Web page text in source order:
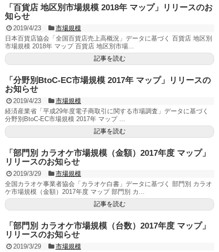
「百貨店 地区別市場規模 2018年 マップ」リリースのお
知らせ
2019/4/23
市場規模
日本百貨店協会「全国百貨店売上高概況」データに基づく 百貨店 地区別
市場規模 2018年 マップ 百貨店 地区別市場...
記事を読む
「分野別BtoC-EC市場規模 2017年 マップ」リリースの
お知らせ
2019/4/23
市場規模
経済産業省「平成29年度電子商取引に関する市場調査」データに基づく
分野別BtoC-EC市場規模 2017年 マップ ...
記事を読む
「部門別 カラオケ市場規模（金額）2017年度 マップ」
リリースのお知らせ
2019/3/29
市場規模
全国カラオケ事業者協会「カラオケ白書」データに基づく 部門別 カラオ
ケ市場規模（金額）2017年度 マップ 部門別 カ...
記事を読む
「部門別 カラオケ市場規模（台数）2017年度 マップ」
リリースのお知らせ
2019/3/29
市場規模